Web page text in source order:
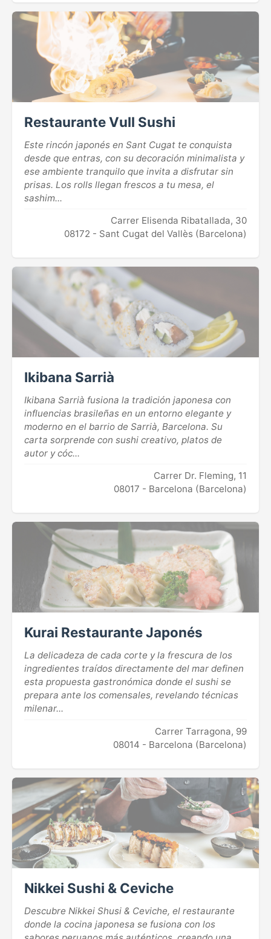
Restaurante Vull Sushi
Este rincón japonés en Sant Cugat te conquista
desde que entras, con su decoración minimalista y
ese ambiente tranquilo que invita a disfrutar sin
prisas. Los rolls llegan frescos a tu mesa, el
sashim...
Carrer Elisenda Ribatallada, 30
08172 - Sant Cugat del Vallès (Barcelona)
Ikibana Sarrià
Ikibana Sarrià fusiona la tradición japonesa con
influencias brasileñas en un entorno elegante y
moderno en el barrio de Sarrià, Barcelona. Su
carta sorprende con sushi creativo, platos de
autor y cóc...
Carrer Dr. Fleming, 11
08017 - Barcelona (Barcelona)
Kurai Restaurante Japonés
La delicadeza de cada corte y la frescura de los
ingredientes traídos directamente del mar definen
esta propuesta gastronómica donde el sushi se
prepara ante los comensales, revelando técnicas
milenar...
Carrer Tarragona, 99
08014 - Barcelona (Barcelona)
Nikkei Sushi & Ceviche
Descubre Nikkei Shusi & Ceviche, el restaurante
donde la cocina japonesa se fusiona con los